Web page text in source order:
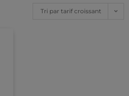
Tri par tarif croissant